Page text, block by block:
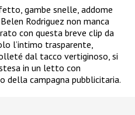
gambe snelle, addome
Rodriguez non manca
con questa breve clip da
l’intimo trasparente,
dal tacco vertiginoso, si
in un letto con
della campagna pubblicitaria.